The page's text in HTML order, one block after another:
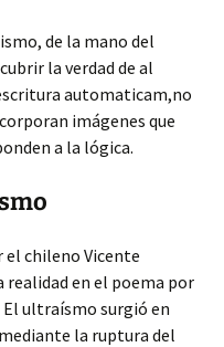
de la mano del
la verdad de al
automaticam,no
imágenes que
a la lógica.
el chileno Vicente
realidad en el poema por
El ultraísmo surgió en
la ruptura del